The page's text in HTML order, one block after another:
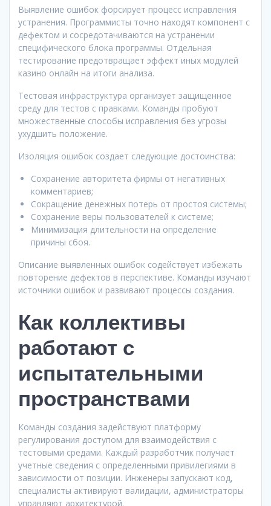
Выявление ошибок форсирует процесс исправления
устранения. Программисты точно находят компонент с
дефектом и сосредотачиваются на устранении
специфического блока программы. Отдельная
тестирование предотвращает эффект иных модулей
казино онлайн на итоги анализа.
Тестовая инфраструктура организует защищенное
среду для тестов с правками. Команды пробуют
множественные способы исправления без угрозы
ухудшить положение.
Изоляция ошибок создает следующие достоинства:
Сохранение авторитета фирмы от негативных
комментариев;
Сокращение денежных потерь от простоя системы;
Сохранение веры пользователей к системе;
Минимизация длительности на определение
причины сбоя.
Описание выявленных ошибок содействует избежать
повторение дефектов в перспективе. Команды изучают
источники ошибок и развивают процессы создания.
Как коллективы
работают с
испытательными
пространствами
Команды создания задействуют платформу
регулирования доступом для взаимодействия с
тестовыми средами. Каждый разработчик получает
учетные сведения с определенными привилегиями в
зависимости от позиции. Инженеры запускают код,
специалисты активируют валидации, администраторы
управляют архитектурой.